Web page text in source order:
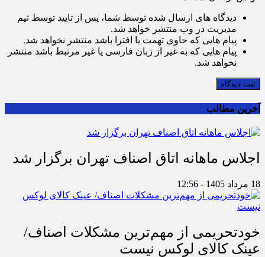
دیدگاه های ارسال شده توسط شما، پس از تایید توسط تیم
مدیریت در وب منتشر خواهد شد.
پیام هایی که حاوی تهمت یا افترا باشد منتشر نخواهد شد.
پیام هایی که به غیر از زبان فارسی یا غیر مرتبط باشد منتشر
نخواهد شد.
ثبت دیدگاه
آخرین مطالب
اجلاس ماهانه اتاق اصناف تهران برگزار شد
18 مرداد 1405 - 12:56
خودتحریمی از مهم‌ترین مشکلات اصناف/
عینک کالای لوکس نیست